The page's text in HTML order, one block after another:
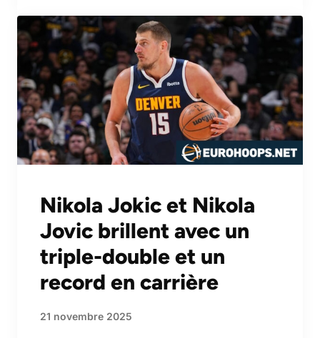
Nikola Jokic et Nikola
Jovic brillent avec un
triple-double et un
record en carrière
21 novembre 2025